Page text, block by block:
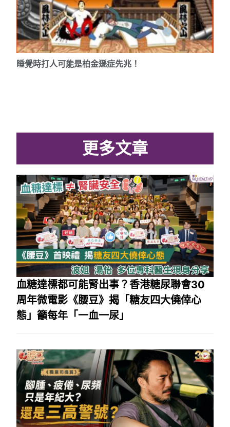
睡覺時打人可能是柏金遜症先兆！
更多文章
血糖達標都可能腎出事？香港糖尿聯會30
周年微電影《腰豆》揭「糖友四大僥倖心
態」籲每年「一血一尿」